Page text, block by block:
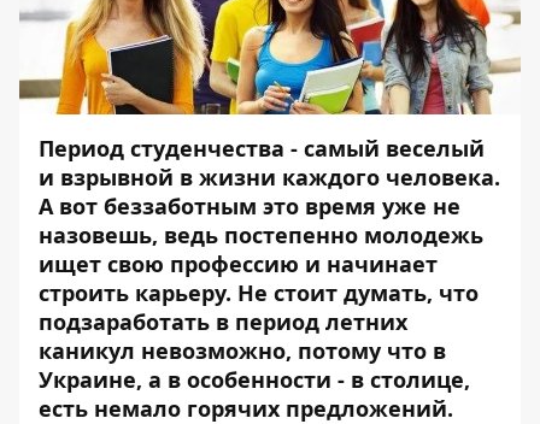
Период студенчества - самый веселый
и взрывной в жизни каждого человека.
А вот беззаботным это время уже не
назовешь, ведь постепенно молодежь
ищет свою профессию и начинает
строить карьеру. Не стоит думать, что
подзаработать в период летних
каникул невозможно, потому что в
Украине, а в особенности - в столице,
есть немало горячих предложений.